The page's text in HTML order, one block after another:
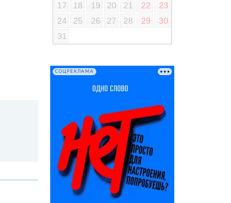
17
18 19 20 21 22
23
24
25 26 27 28 29
30
31
СОЦРЕКЛАМА